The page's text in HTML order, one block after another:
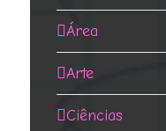
Área
Arte
Ciências